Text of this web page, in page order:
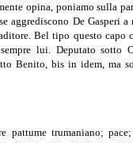
opina, poniamo sulla
aggrediscono De Gasperi a
Bel tipo questo capo
lui. Deputato sotto
Benito, bis in idem, ma
pattume trumaniano;